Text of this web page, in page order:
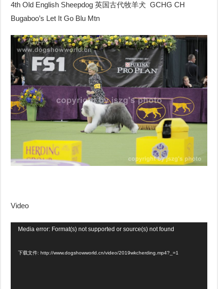
4th Old English Sheepdog 英国古代牧羊犬 GCHG CH
Bugaboo’s Let It Go Blu Mtn
Video
Media error: Format(s) not supported or source(s) not found
下载文件: http://www.dogshowworld.cn/video/2019wkcherding.mp4?_=1